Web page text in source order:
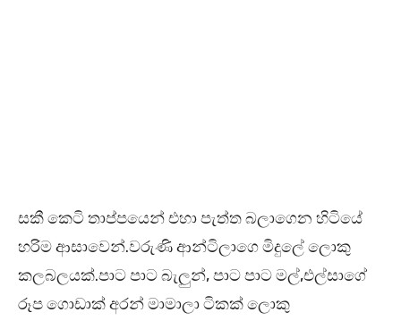
සකී කෙටි තාප්පයෙන් එහා පැත්ත බලාගෙන හිටියේ
හරිම ආසාවෙන්.වරුණි ආන්ටිලාගෙ මිදුලේ ලොකු
කලබලයක්.පාට පාට බැලුන්, පාට පාට මල්,එල්සාගේ
රූප ගොඩාක් අරන් මාමාලා ටිකක් ලොකු